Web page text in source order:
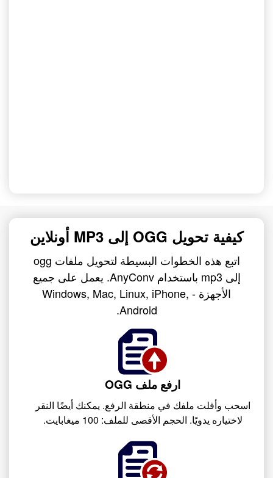
كيفية تحويل OGG إلى MP3 أونلاين
اتبع هذه الخطوات البسيطة لتحويل ملفات ogg
إلى mp3 باستخدام AnyConv. يعمل على جميع
الأجهزة - Windows, Mac, Linux, iPhone,
Android.
ارفع ملف OGG
اسحب وأفلت ملفك في منطقة الرفع. يمكنك أيضًا النقر
لاختياره يدويًا. الحجم الأقصى للملف: 100 ميغابايت.